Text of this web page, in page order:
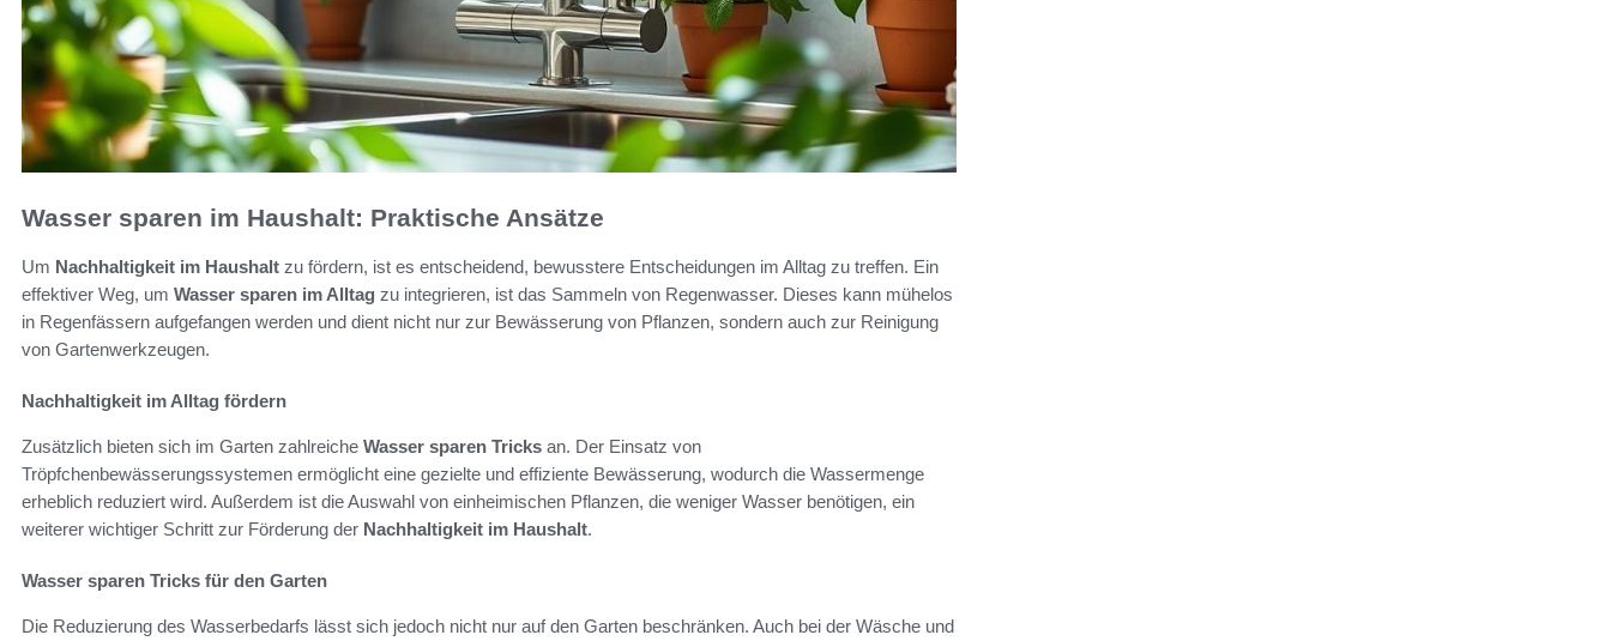
Wasser sparen im Haushalt: Praktische Ansätze
Um Nachhaltigkeit im Haushalt zu fördern, ist es entscheidend, bewusstere Entscheidungen im Alltag zu treffen. Ein
effektiver Weg, um Wasser sparen im Alltag zu integrieren, ist das Sammeln von Regenwasser. Dieses kann mühelos
in Regenfässern aufgefangen werden und dient nicht nur zur Bewässerung von Pflanzen, sondern auch zur Reinigung
von Gartenwerkzeugen.
Nachhaltigkeit im Alltag fördern
Zusätzlich bieten sich im Garten zahlreiche Wasser sparen Tricks an. Der Einsatz von
Tröpfchenbewässerungssystemen ermöglicht eine gezielte und effiziente Bewässerung, wodurch die Wassermenge
erheblich reduziert wird. Außerdem ist die Auswahl von einheimischen Pflanzen, die weniger Wasser benötigen, ein
weiterer wichtiger Schritt zur Förderung der Nachhaltigkeit im Haushalt.
Wasser sparen Tricks für den Garten
Die Reduzierung des Wasserbedarfs lässt sich jedoch nicht nur auf den Garten beschränken. Auch bei der Wäsche und